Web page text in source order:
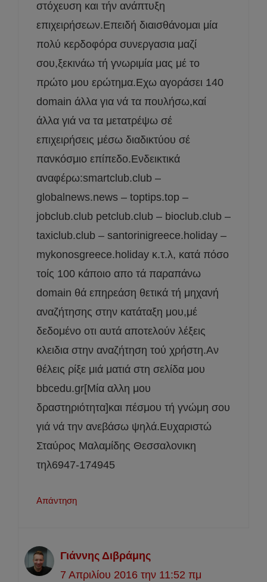
στόχευση και τήν ανάπτυξη
επιχειρήσεων.Επειδή διαισθάνομαι μία
πολύ κερδοφόρα συνεργασια μαζί
σου,ξεκινάω τή γνωριμία μας μέ το
πρώτο μου ερώτημα.Εχω αγοράσει 140
domain άλλα για νά τα πουλήσω,καί
άλλα γιά να τα μετατρέψω σέ
επιχειρήσεις μέσω διαδικτύου σέ
πανκόσμιο επίπεδο.Ενδεικτικά
αναφέρω:smartclub.club –
globalnews.news – toptips.top –
jobclub.club petclub.club – bioclub.club –
taxiclub.club – santorinigreece.holiday –
mykonosgreece.holiday κ.τ.λ, κατά πόσο
τοίς 100 κάποιο απο τά παραπάνω
domain θά επηρεάση θετικά τή μηχανή
αναζήτησης στην κατάταξη μου,μέ
δεδομένο οτι αυτά αποτελούν λέξεις
κλειδια στην αναζήτηση τού χρήστη.Αν
θέλεις ρίξε μιά ματιά στη σελίδα μου
bbcedu.gr[Μία αλλη μου
δραστηριότητα]και πέσμου τή γνώμη σου
γιά νά την ανεβάσω ψηλά.Ευχαριστώ
Σταύρος Μαλαμίδης Θεσσαλονικη
τηλ6947-174945
Απάντηση
Γιάννης Διβράμης
7 Απριλίου 2016 την 11:52 πμ